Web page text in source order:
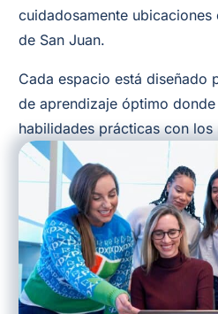
cuidadosamente
de San Juan.
Cada espacio está diseñado
de aprendizaje óptimo
habilidades prácticas con los